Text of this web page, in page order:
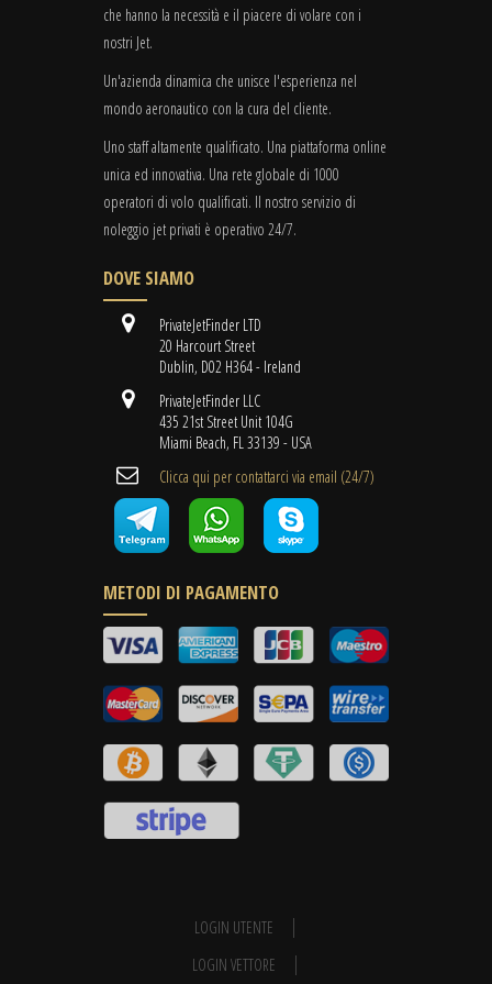
che hanno la necessità e il piacere di volare con i
nostri Jet.
Un'azienda dinamica che unisce l'esperienza nel
mondo aeronautico con la cura del cliente.
Uno staff altamente qualificato. Una piattaforma online
unica ed innovativa. Una rete globale di 1000
operatori di volo qualificati. Il nostro servizio di
noleggio jet privati è operativo 24/7.
DOVE SIAMO
PrivateJetFinder LTD
20 Harcourt Street
Dublin, D02 H364 - Ireland
PrivateJetFinder LLC
435 21st Street Unit 104G
Miami Beach, FL 33139 - USA
Clicca qui per contattarci via email (24/7)
METODI DI PAGAMENTO
LOGIN UTENTE
LOGIN VETTORE